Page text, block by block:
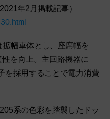
年2月掲載記事）
幅車体とし、座席幅を
を向上。主回路機器に
を採用することで電力消費
系の色彩を踏襲したドッ